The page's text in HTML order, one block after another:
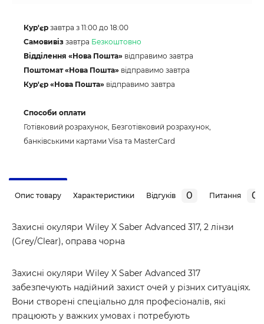
Кур'єр завтра з 11:00 до 18:00
Самовивіз завтра Безкоштовно
Відділення «Нова Пошта» відправимо завтра
Поштомат «Нова Пошта» відправимо завтра
Кур'єр «Нова Пошта» відправимо завтра
Способи оплати
Готівковий розрахунок, Безготівковий розрахунок,
банківськими картами Visa та MasterCard
Опис товару Характеристики Відгуків 0 Питання 0
Захисні окуляри Wiley X Saber Advanced 317, 2 лінзи
(Grey/Clear), оправа чорна
Захисні окуляри Wiley X Saber Advanced 317
забезпечують надійний захист очей у різних ситуаціях.
Вони створені спеціально для професіоналів, які
працюють у важких умовах і потребують